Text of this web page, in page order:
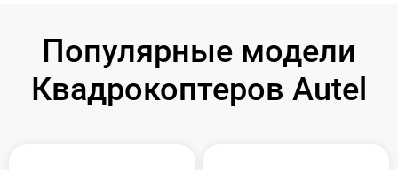
Популярные модели
Квадрокоптеров Autel